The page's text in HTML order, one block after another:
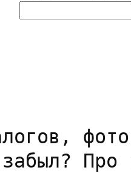
о